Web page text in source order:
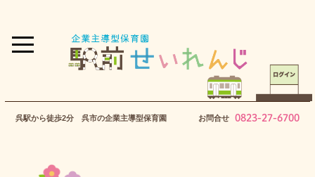
呉駅から徒歩2分 呉市の企業主導型保育園 お問合せ 0823-27-6700